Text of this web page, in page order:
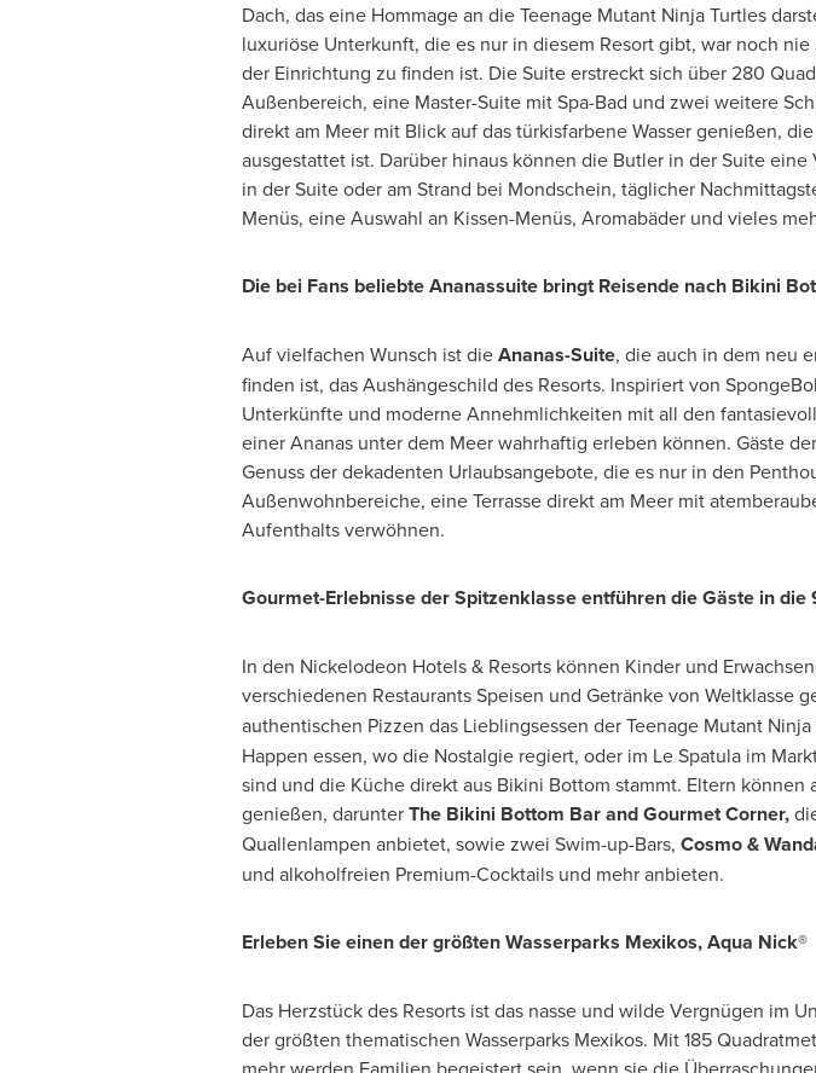
Dach, das eine Hommage an die Teenage Mutant Ninja Turtles
luxuriöse Unterkunft, die es nur in diesem Resort gibt, war noch
der Einrichtung zu finden ist. Die Suite erstreckt sich über 280
Außenbereich, eine Master-Suite mit Spa-Bad und zwei weitere
direkt am Meer mit Blick auf das türkisfarbene Wasser genießen,
ausgestattet ist. Darüber hinaus können die Butler in der Suite
in der Suite oder am Strand bei Mondschein, täglicher
Menüs, eine Auswahl an Kissen-Menüs, Aromabäder und vieles
Die bei Fans beliebte Ananassuite bringt Reisende nach Bikini
Auf vielfachen Wunsch ist dieAnanas-Suite, die auch in dem neu
finden ist, das Aushängeschild des Resorts. Inspiriert von
Unterkünfte und moderne Annehmlichkeiten mit all den
einer Ananas unter dem Meer wahrhaftig erleben können. Gäste
Genuss der dekadenten Urlaubsangebote, die es nur in den
Außenwohnbereiche, eine Terrasse direkt am Meer mit
Aufenthalts verwöhnen.
Gourmet-Erlebnisse der Spitzenklasse entführen die Gäste in
In den Nickelodeon Hotels & Resorts können Kinder und
verschiedenen Restaurants Speisen und Getränke von Weltklasse
authentischen Pizzen das Lieblingsessen der Teenage Mutant
Happen essen, wo die Nostalgie regiert, oder im Le Spatula im
sind und die Küche direkt aus Bikini Bottom stammt. Eltern können
genießen, darunterThe Bikini Bottom Bar and Gourmet Corner,
Quallenlampen anbietet, sowie zwei Swim-up-Bars, Cosmo &
und alkoholfreien Premium-Cocktails und mehr anbieten.
Erleben Sie einen der größten Wasserparks Mexikos, Aqua Nick®
Das Herzstück des Resorts ist das nasse und wilde Vergnügen im
der größten thematischen Wasserparks Mexikos. Mit 185